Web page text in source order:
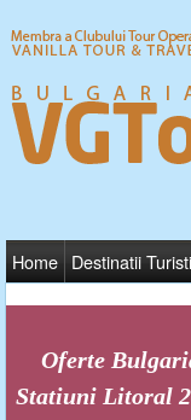
Home Destinatii
Oferte
Statiuni Litoral